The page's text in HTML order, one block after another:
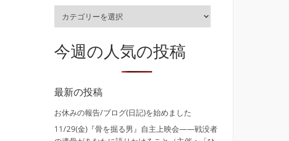
リ
今週の人気の投稿
最新の投稿
お休みの報告/ブログ(日記)を始めました
11/29(金)『骨を掘る男』自主上映会――戦没者